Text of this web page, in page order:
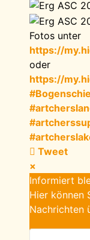
Fotos unter
https://
oder
https://
Tweet
×
Informiert
Hier können
Nachrichten